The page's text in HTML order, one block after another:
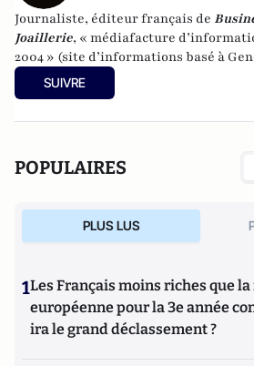
Journaliste, éditeur français de
Joaillerie, « médiafacture
2004 » (site d’informations basé à
publicité-100 % liberté), spécialiste
et de l’analyse des marchés de la
SUIVRE
POPULAIRES
PLUS LUS
1Les Français moins riches que
européenne pour la 3e année
ira le grand déclassement ?